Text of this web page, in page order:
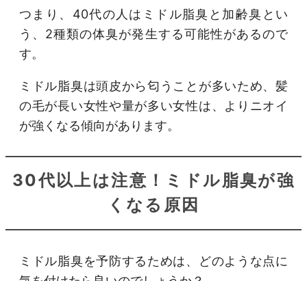
つまり、40代の人はミドル脂臭と加齢臭とい
う、2種類の体臭が発生する可能性があるので
す。
ミドル脂臭は頭皮から匂うことが多いため、髪
の毛が長い女性や量が多い女性は、よりニオイ
が強くなる傾向があります。
30代以上は注意！ミドル脂臭が強
くなる原因
ミドル脂臭を予防するためは、どのような点に